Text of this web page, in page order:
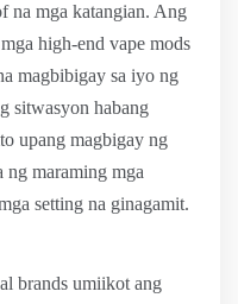
na mga katangian. Ang
high-end vape mods
magbibigay sa iyo ng
sitwasyon habang
upang magbigay ng
ng maraming mga
setting na ginagamit.
brands umiikot ang